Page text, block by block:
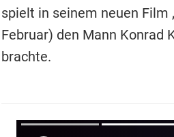
spielt in seinem neuen Film
Februar) den Mann Konrad
brachte.